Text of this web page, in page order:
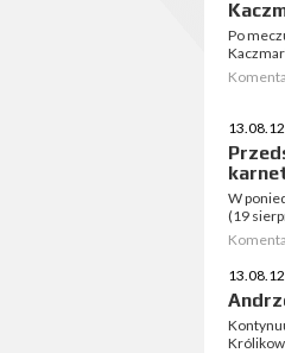
Po
W
(19